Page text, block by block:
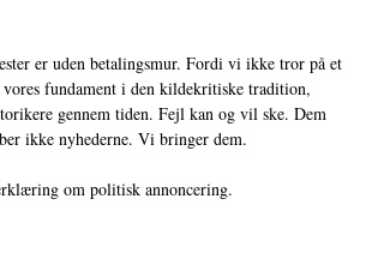
er uden betalingsmur. Fordi vi ikke tror på et
fundament i den kildekritiske tradition,
gennem tiden. Fejl kan og vil ske. Dem
ikke nyhederne. Vi bringer dem.
om politisk annoncering.